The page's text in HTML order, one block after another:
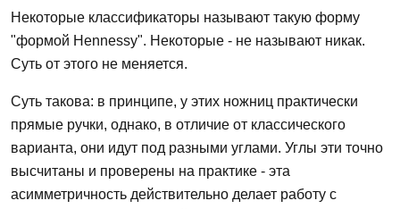
Некоторые классификаторы называют такую форму
"формой Hennessy". Некоторые - не называют никак.
Суть от этого не меняется.
Суть такова: в принципе, у этих ножниц практически
прямые ручки, однако, в отличие от классического
варианта, они идут под разными углами. Углы эти точно
высчитаны и проверены на практике - эта
асимметричность действительно делает работу с